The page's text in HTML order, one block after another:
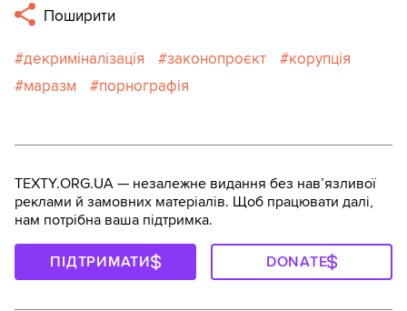
Поширити
декриміналізація законопроєкт
корупція
маразм
порнографія
TEXTY.ORG.UA — незалежне видання без навʼязливої
реклами й замовних матеріалів. Щоб працювати далі,
нам потрібна ваша підтримка.
ПІДТРИМАТИ DONATE